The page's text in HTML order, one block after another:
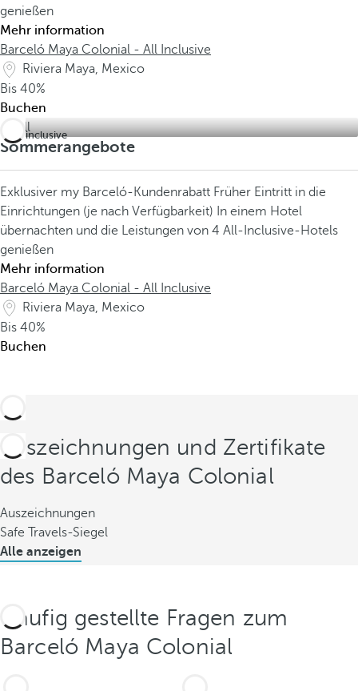
genießen
Mehr information
Barceló Maya Colonial - All Inclusive
Riviera Maya, Mexico
Bis 40%
Buchen
All inclusive
Sommerangebote
Exklusiver my Barceló-Kundenrabatt Früher Eintritt in die
Einrichtungen (je nach Verfügbarkeit) In einem Hotel
übernachten und die Leistungen von 4 All-Inclusive-Hotels
genießen
Mehr information
Barceló Maya Colonial - All Inclusive
Riviera Maya, Mexico
Bis 40%
Buchen
Auszeichnungen und Zertifikate
des Barceló Maya Colonial
Auszeichnungen
Safe Travels-Siegel
Alle anzeigen
Häufig gestellte Fragen zum
Barceló Maya Colonial